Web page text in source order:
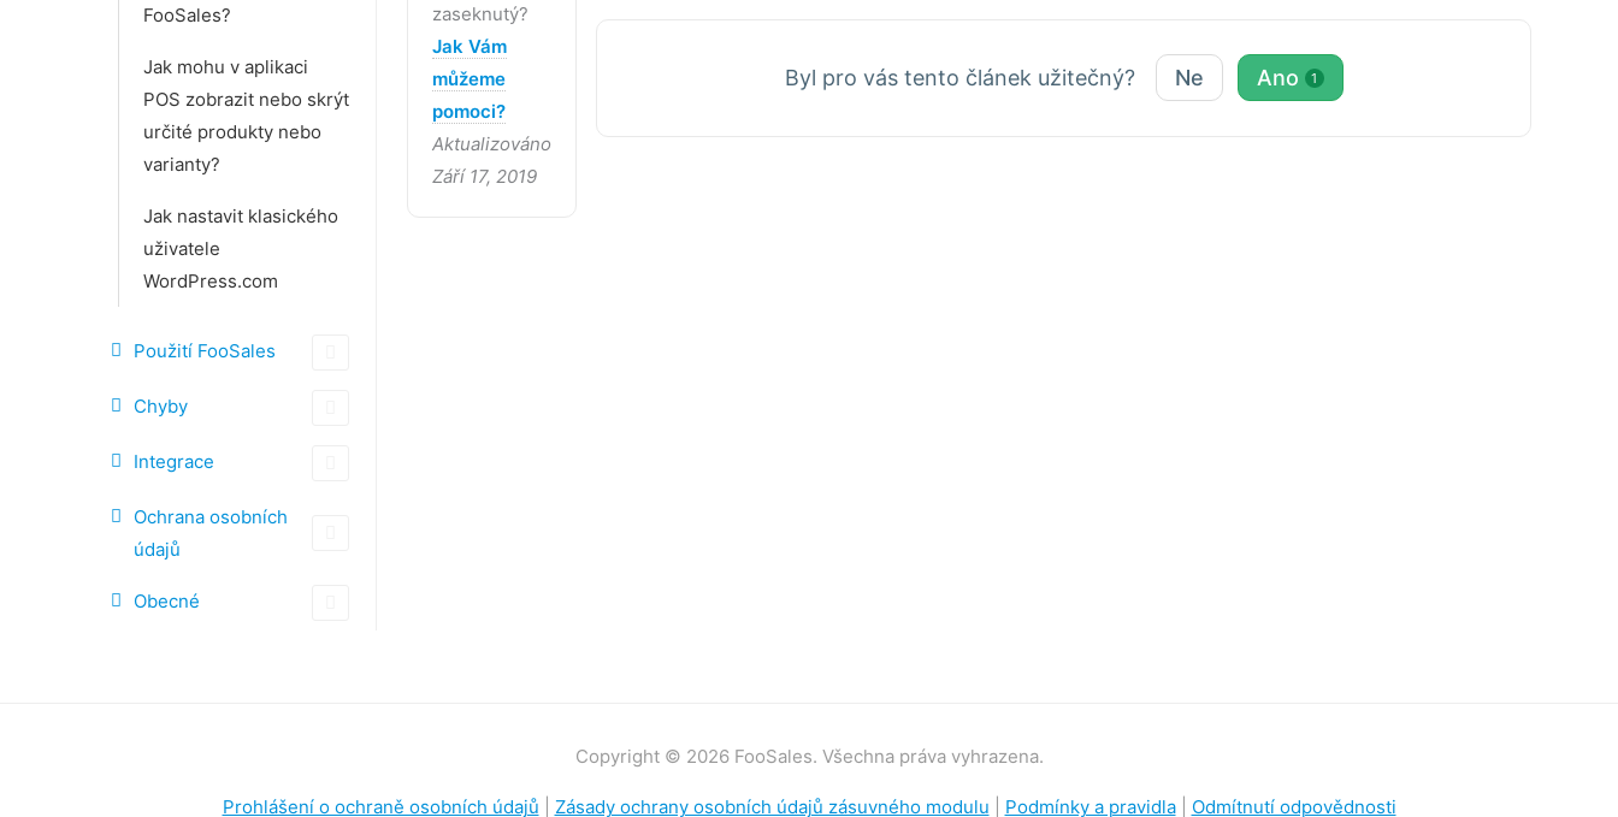
FooSales?
Jak mohu v aplikaci
POS zobrazit nebo skrýt
určité produkty nebo
varianty?
Jak nastavit klasického
uživatele
WordPress.com
Použití FooSales
Chyby
Integrace
Ochrana osobních
údajů
Obecné
zaseknutý?
Jak Vám
můžeme
pomoci?
Aktualizováno
Září 17, 2019
Byl pro vás tento článek užitečný? Ne Ano 1
Copyright © 2026 FooSales. Všechna práva vyhrazena.
Prohlášení o ochraně osobních údajů Zásady ochrany osobních údajů zásuvného modulu Podmínky a pravidla| Odmítnutí odpovědnosti